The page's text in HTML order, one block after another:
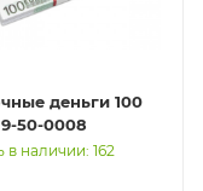
деньги 100
50-0008
в наличии: 162